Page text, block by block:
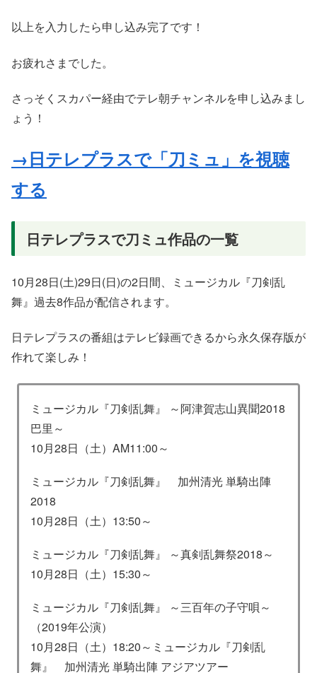
以上を入力したら申し込み完了です！
お疲れさまでした。
さっそくスカパー経由でテレ朝チャンネルを申し込みまし
ょう！
→日テレプラスで「刀ミュ」を視聴
する
日テレプラスで刀ミュ作品の一覧
10月28日(土)29日(日)の2日間、ミュージカル『刀剣乱
舞』過去8作品が配信されます。
日テレプラスの番組はテレビ録画できるから永久保存版が
作れて楽しみ！
ミュージカル『刀剣乱舞』 ～阿津賀志山異聞2018
巴里～
10月28日（土）AM11:00～
ミュージカル『刀剣乱舞』 加州清光 単騎出陣
2018
10月28日（土）13:50～
ミュージカル『刀剣乱舞』 ～真剣乱舞祭2018～
10月28日（土）15:30～
ミュージカル『刀剣乱舞』 ～三百年の子守唄～
（2019年公演）
10月28日（土）18:20～ミュージカル『刀剣乱
舞』 加州清光 単騎出陣 アジアツアー